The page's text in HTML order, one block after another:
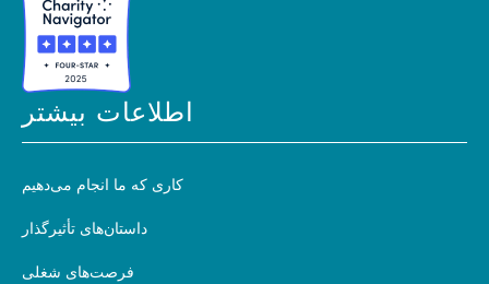
اطلاعات بیشتر
کاری که ما انجام می‌دهیم
داستان‌های تأثیرگذار
فرصت‌های شغلی